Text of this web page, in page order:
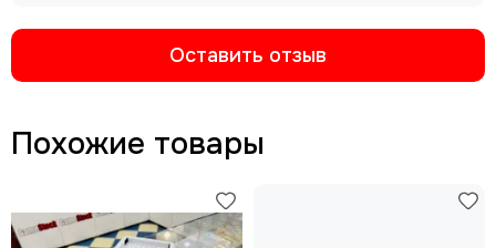
Оставить отзыв
Похожие товары